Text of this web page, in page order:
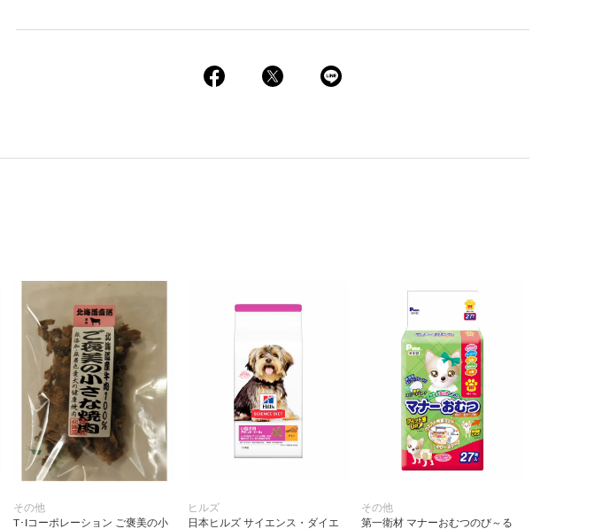
その他
T･Iコーポレーション ご褒美の小
ヒルズ
日本ヒルズ サイエンス・ダイエ
その他
第一衛材 マナーおむつのび～る